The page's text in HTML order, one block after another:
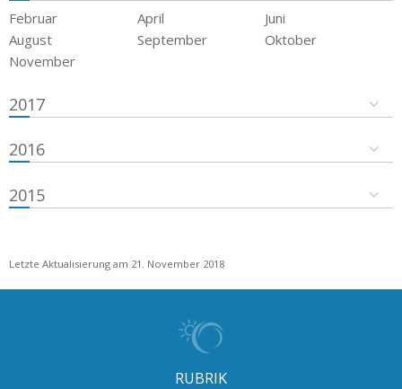
Februar April
Juni
August
September
Oktober
November
2017
2016
2015
Letzte Aktualisierung am 21. November 2018
RUBRIK